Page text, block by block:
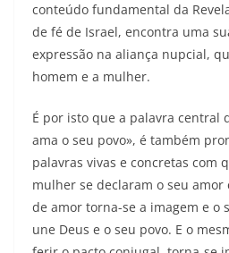
conteúdo fundamental da
de fé de Israel, encontra uma
expressão na aliança nupcial,
homem e a mulher.
É por isto que a palavra central
ama o seu povo», é também
palavras vivas e concretas com
mulher se declaram o seu
de amor torna-se a imagem e o
une Deus e o seu povo. E o